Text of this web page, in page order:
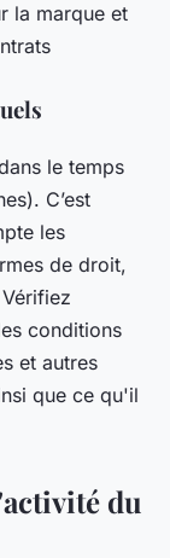
la marque et
le temps
C’est
les
de droit,
conditions
et autres
que ce qu'il
du